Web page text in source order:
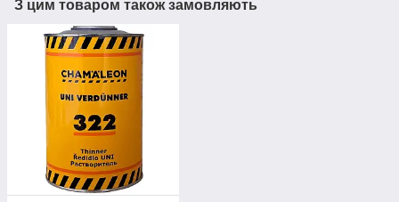
З цим товаром також замовляють